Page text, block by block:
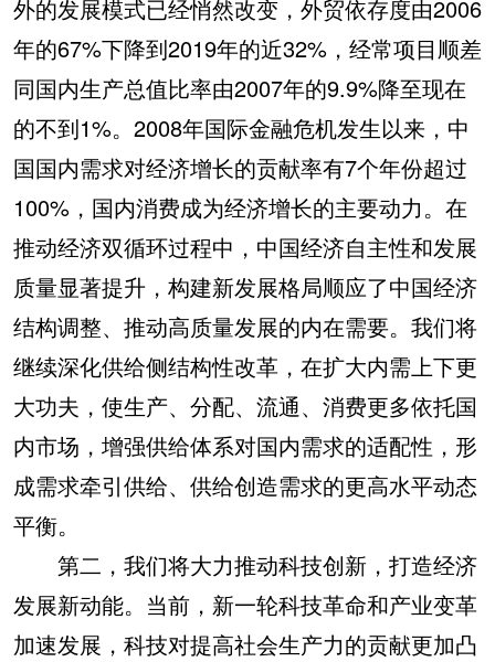
外的发展模式已经悄然改变，外贸依存度由2006
年的67%下降到2019年的近32%，经常项目顺差
同国内生产总值比率由2007年的9.9%降至现在
的不到1%。2008年国际金融危机发生以来，中
国国内需求对经济增长的贡献率有7个年份超过
100%，国内消费成为经济增长的主要动力。在
推动经济双循环过程中，中国经济自主性和发展
质量显著提升，构建新发展格局顺应了中国经济
结构调整、推动高质量发展的内在需要。我们将
继续深化供给侧结构性改革，在扩大内需上下更
大功夫，使生产、分配、流通、消费更多依托国
内市场，增强供给体系对国内需求的适配性，形
成需求牵引供给、供给创造需求的更高水平动态
平衡。
第二，我们将大力推动科技创新，打造经济
发展新动能。当前，新一轮科技革命和产业变革
加速发展，科技对提高社会生产力的贡献更加凸